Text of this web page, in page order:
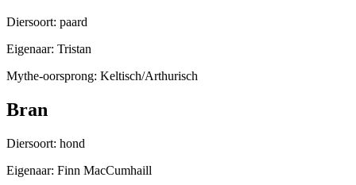
Diersoort: paard
Eigenaar: Tristan
Mythe-oorsprong: Keltisch/Arthurisch
Bran
Diersoort: hond
Eigenaar: Finn MacCumhaill